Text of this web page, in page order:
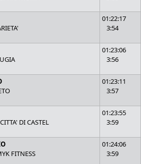
01:22:17
3:54
01:23:06
3:56
01:23:11
3:57
DI CASTEL
01:23:55
3:59
FITNESS
01:24:06
3:59